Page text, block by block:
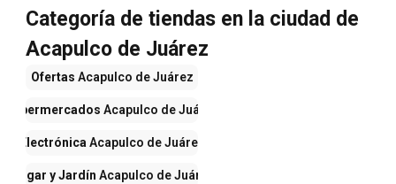
Categoría de tiendas en la ciudad de
Acapulco de Juárez
Ofertas Acapulco de Juárez
Supermercados Acapulco de Juárez
Electrónica Acapulco de Juárez
Hogar y Jardín Acapulco de Juárez